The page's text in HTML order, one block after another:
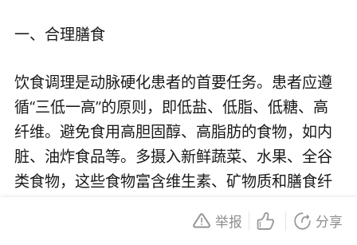
一、合理膳食
饮食调理是动脉硬化患者的首要任务。患者应遵
循“三低一高”的原则，即低盐、低脂、低糖、高
纤维。避免食用高胆固醇、高脂肪的食物，如内
脏、油炸食品等。多摄入新鲜蔬菜、水果、全谷
类食物，这些食物富含维生素、矿物质和膳食纤
举报 分享